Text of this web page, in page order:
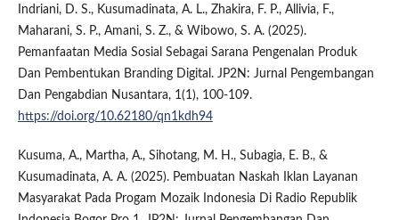
Indriani, D. S., Kusumadinata, A. L., Zhakira, F. P., Allivia, F.,
Maharani, S. P., Amani, S. Z., & Wibowo, S. A. (2025).
Pemanfaatan Media Sosial Sebagai Sarana Pengenalan Produk
Dan Pembentukan Branding Digital. JP2N: Jurnal Pengembangan
Dan Pengabdian Nusantara, 1(1), 100-109.
https://doi.org/10.62180/qn1kdh94
Kusuma, A., Martha, A., Sihotang, M. H., Subagia, E. B., &
Kusumadinata, A. A. (2025). Pembuatan Naskah Iklan Layanan
Masyarakat Pada Progam Mozaik Indonesia Di Radio Republik